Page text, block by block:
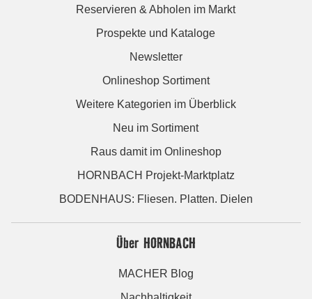
Reservieren & Abholen im Markt
Prospekte und Kataloge
Newsletter
Onlineshop Sortiment
Weitere Kategorien im Überblick
Neu im Sortiment
Raus damit im Onlineshop
HORNBACH Projekt-Marktplatz
BODENHAUS: Fliesen. Platten. Dielen
Über HORNBACH
MACHER Blog